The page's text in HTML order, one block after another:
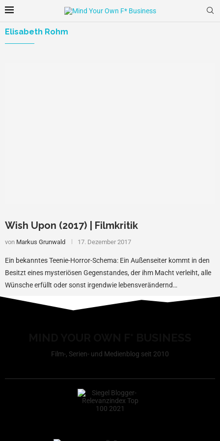
Elisabeth Rohm
Wish Upon (2017) | Filmkritik
von Markus Grunwald 17. Dezember 2017
Ein bekanntes Teenie-Horror-Schema: Ein Außenseiter kommt in den
Besitzt eines mysteriösen Gegenstandes, der ihm Macht verleiht, alle
Wünsche erfüllt oder sonst irgendwie lebensverändernd…
Film-, Serien- und Medienblog seit 2010